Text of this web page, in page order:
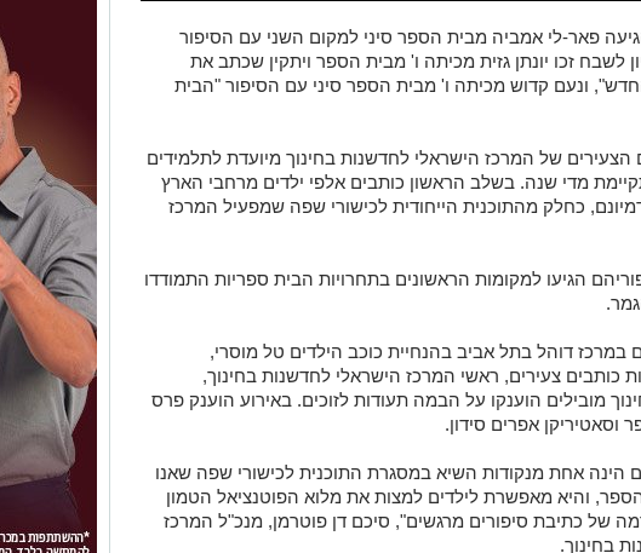
פאר-לי אמביה מבית הספר סיני למקום השני עם הסיפור
לשבח זכו יונתן גזית מכיתה ו' מבית הספר ויתקין שכתב את
ונעם קדוש מכיתה ו' מבית הספר סיני עם הסיפור "הבית
של המרכז הישראלי לחדשנות בחינוך מיועדת לתלמידים
מדי שנה. בשלב הראשון כותבים אלפי ילדים מרחבי הארץ
כחלק מהתוכנית הייחודית לכישורי שפה שמפעיל המרכז
הגיעו למקומות הראשונים בתחרויות הבית ספריות התמודדו
במרכז דוהל בתל אביב בהנחיית כוכב הילדים טל מוסרי,
כותבים צעירים, ראשי המרכז הישראלי לחדשנות בחינוך,
מובילים הוענקו על הבמה תעודות לזוכים. באירוע הוענק פרס
וסאטיריקן אפרים סידון.
הינה אחת מנקודות השיא במסגרת התוכנית לכישורי שפה שאנו
והיא מאפשרת לילדים למצות את מלוא הפוטנציאל הטמון
של כתיבת סיפורים מרגשים", סיכם דן פוטרמן, מנכ"ל המרכז
בחינוך.